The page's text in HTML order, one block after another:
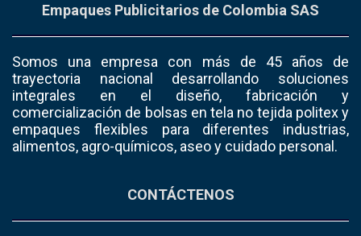
Empaques Publicitarios de Colombia SAS
Somos una empresa con más de 45 años de
trayectoria nacional desarrollando soluciones
integrales en el diseño, fabricación y
comercialización de bolsas en tela no tejida politex y
empaques flexibles para diferentes industrias,
alimentos, agro-químicos, aseo y cuidado personal.
CONTÁCTENOS